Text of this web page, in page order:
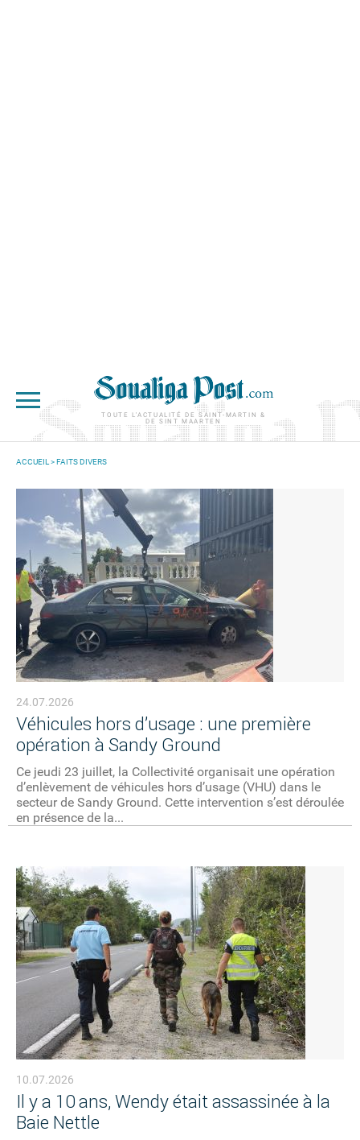
TOUTE L'ACTUALITÉ DE SAINT-MARTIN &
DE SINT MAARTEN
ACCUEIL >FAITS DIVERS
24.07.2026
Véhicules hors d’usage : une première
opération à Sandy Ground
Ce jeudi 23 juillet, la Collectivité organisait une opération
d’enlèvement de véhicules hors d’usage (VHU) dans le
secteur de Sandy Ground. Cette intervention s’est déroulée
en présence de la...
10.07.2026
Il y a 10 ans, Wendy était assassinée à la
Baie Nettle